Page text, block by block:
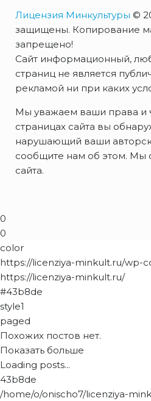
Лицензия Минкультуры ©
защищены. Копирование
запрещено!
Сайт информационный,
страниц не является
рекламой ни при каких
Мы уважаем ваши права и
страницах сайта вы
нарушающий ваши
сообщите нам об этом. Мы
сайта.
0
0
color
https://licenziya-minkult.ru/wp-
https://licenziya-minkult.ru/
#43b8de
style1
paged
Похожих постов нет.
Показать больше
Loading posts...
43b8de
/home/o/onischo7/licenziya-